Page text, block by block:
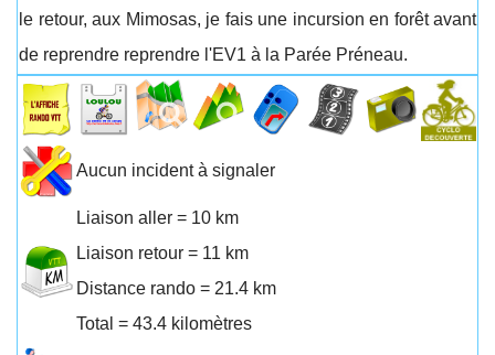
le retour, aux Mimosas, je fais une incursion en forêt avant
de reprendre reprendre l'EV1 à la Parée Préneau.
Aucun incident à signaler
Liaison aller = 10 km
Liaison retour = 11 km
Distance rando = 21.4 km
Total = 43.4 kilomètres